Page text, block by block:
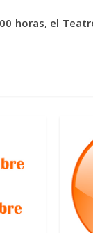
horas, el